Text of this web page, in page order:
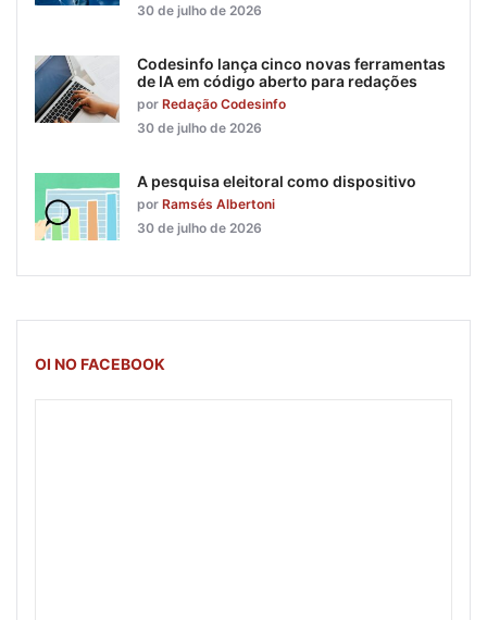
30 de julho de 2026
Codesinfo lança cinco novas ferramentas
de IA em código aberto para redações
por Redação Codesinfo
30 de julho de 2026
A pesquisa eleitoral como dispositivo
por Ramsés Albertoni
30 de julho de 2026
OI NO FACEBOOK